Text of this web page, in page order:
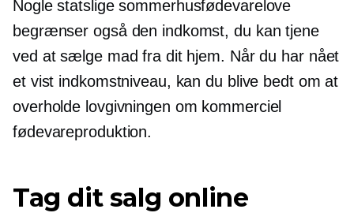
Nogle statslige sommerhusfødevarelove
begrænser også den indkomst, du kan tjene
ved at sælge mad fra dit hjem. Når du har nået
et vist indkomstniveau, kan du blive bedt om at
overholde lovgivningen om kommerciel
fødevareproduktion.
Tag dit salg online